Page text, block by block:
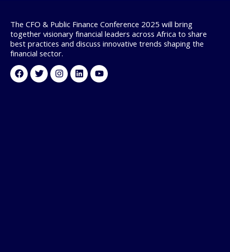
The CFO & Public Finance Conference 2025 will bring
together visionary financial leaders across Africa to share
best practices and discuss innovative trends shaping the
financial sector.
Facebook
TwitterInstagram
LinkedinYoutube